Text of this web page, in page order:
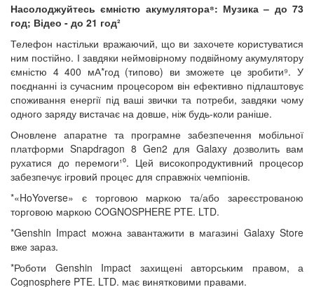
Насолоджуйтесь ємністю акумулятора⁸: Музика – до 73
год; Відео - до 21 год²
Телефон настільки вражаючий, що ви захочете користуватися
ним постійно. І завдяки неймовірному подвійному акумулятору
ємністю 4 400 мА*год (типово) ви зможете це зробити⁹. У
поєднанні із сучасним процесором він ефективно підлаштовує
споживання енергії під ваші звички та потреби, завдяки чому
одного заряду вистачає на довше, ніж будь-коли раніше.
Оновлене апаратне та програмне забезпечення мобільної
платформи Snapdragon 8 Gen2 для Galaxy дозволить вам
рухатися до перемоги¹⁰. Цей високопродуктивний процесор
забезпечує ігровий процес для справжніх чемпіонів.
*«HoYoverse» є торговою маркою та/або зареєстрованою
торговою маркою COGNOSPHERE PTE. LTD.
*Genshin Impact можна завантажити в магазині Galaxy Store
вже зараз.
*Роботи Genshin Impact захищені авторським правом, а
Cognosphere PTE. LTD. має винятковими правами.